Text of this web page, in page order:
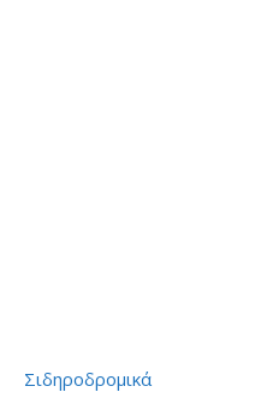
Σιδηροδρομικά